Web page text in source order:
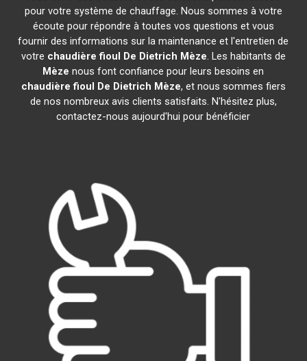
pour votre système de chauffage. Nous sommes à votre
écoute pour répondre à toutes vos questions et vous
fournir des informations sur la maintenance et l'entretien de
votre chaudière fioul De Dietrich Mèze. Les habitants de
Mèze nous font confiance pour leurs besoins en
chaudière fioul De Dietrich Mèze, et nous sommes fiers
de nos nombreux avis clients satisfaits. N'hésitez plus,
contactez-nous aujourd'hui pour bénéficier